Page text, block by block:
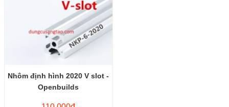
Nhôm định hình 2020 V slot -
Openbuilds